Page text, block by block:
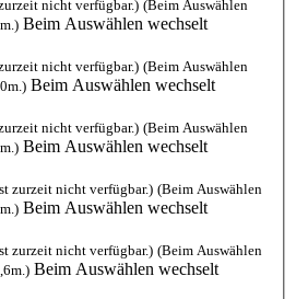
nicht verfügbar.) (Beim Auswählen
Beim Auswählen wechselt
nicht verfügbar.) (Beim Auswählen
Beim Auswählen wechselt
nicht verfügbar.) (Beim Auswählen
Beim Auswählen wechselt
zurzeit nicht verfügbar.) (Beim Auswählen
Beim Auswählen wechselt
zurzeit nicht verfügbar.) (Beim Auswählen
Beim Auswählen wechselt